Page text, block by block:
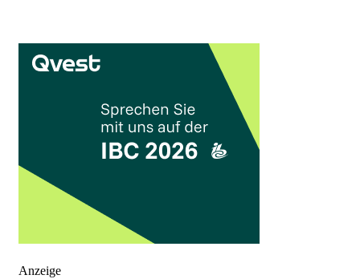
Anzeige